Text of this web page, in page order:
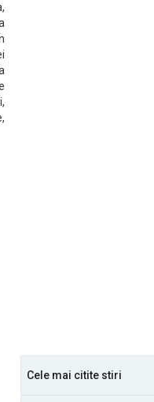
Cele mai citite stiri